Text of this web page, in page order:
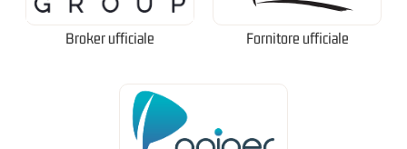
Broker ufficiale Fornitore ufficiale